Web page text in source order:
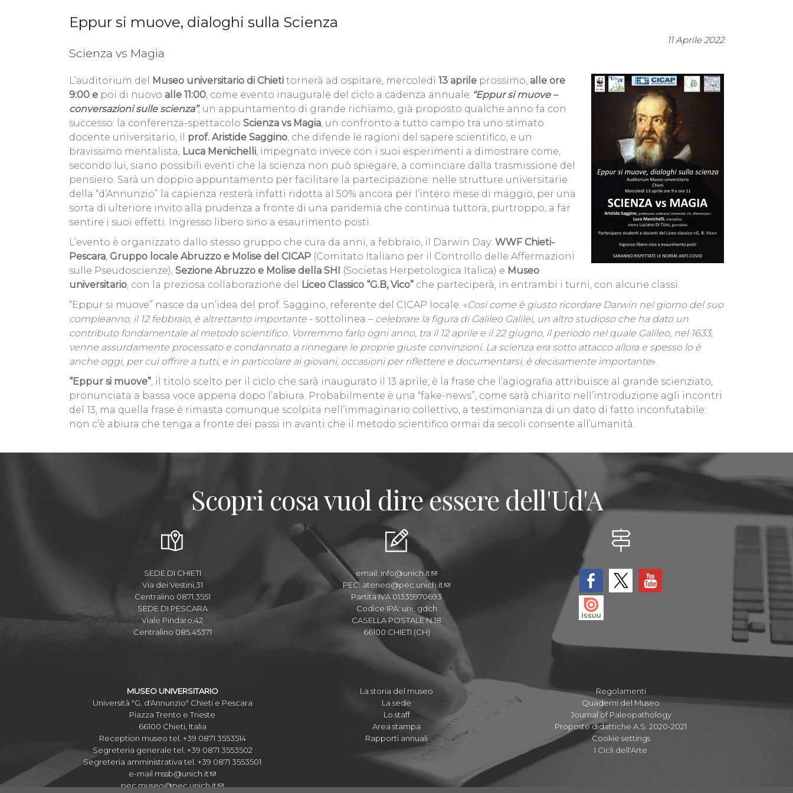
Eppur si muove, dialoghi sulla Scienza
11 Aprile 2022
Scienza vs Magia
L’auditorium del Museo universitario di Chieti tornerà ad ospitare, mercoledì 13 aprile prossimo, alle ore
9:00 e poi di nuovo alle 11:00, come evento inaugurale del ciclo a cadenza annuale “Eppur si muove –
conversazioni sulle scienza”, un appuntamento di grande richiamo, già proposto qualche anno fa con
successo: la conferenza-spettacolo Scienza vs Magia, un confronto a tutto campo tra uno stimato
docente universitario, il prof. Aristide Saggino, che difende le ragioni del sapere scientifico, e un
bravissimo mentalista, Luca Menichelli, impegnato invece con i suoi esperimenti a dimostrare come,
secondo lui, siano possibili eventi che la scienza non può spiegare, a cominciare dalla trasmissione del
pensiero. Sarà un doppio appuntamento per facilitare la partecipazione: nelle strutture universitarie
della “d’Annunzio” la capienza resterà infatti ridotta al 50% ancora per l’intero mese di maggio, per una
sorta di ulteriore invito alla prudenza a fronte di una pandemia che continua tuttora, purtroppo, a far
sentire i suoi effetti. Ingresso libero sino a esaurimento posti.
L’evento è organizzato dallo stesso gruppo che cura da anni, a febbraio, il Darwin Day: WWF Chieti-
Pescara, Gruppo locale Abruzzo e Molise del CICAP (Comitato Italiano per il Controllo delle Affermazioni
sulle Pseudoscienze), Sezione Abruzzo e Molise della SHI (Societas Herpetologica Italica) e Museo
universitario, con la preziosa collaborazione del Liceo Classico “G.B, Vico” che parteciperà, in entrambi i turni, con alcune classi.
“Eppur si muove” nasce da un’idea del prof. Saggino, referente del CICAP locale: «Così come è giusto ricordare Darwin nel giorno del suo
compleanno, il 12 febbraio, è altrettanto importante - sottolinea – celebrare la figura di Galileo Galilei, un altro studioso che ha dato un
contributo fondamentale al metodo scientifico. Vorremmo farlo ogni anno, tra il 12 aprile e il 22 giugno, il periodo nel quale Galileo, nel 1633,
venne assurdamente processato e condannato a rinnegare le proprie giuste convinzioni. La scienza era sotto attacco allora e spesso lo è
anche oggi, per cui offrire a tutti, e in particolare ai giovani, occasioni per riflettere e documentarsi, è decisamente importante».
“Eppur si muove”, il titolo scelto per il ciclo che sarà inaugurato il 13 aprile, è la frase che l’agiografia attribuisce al grande scienziato,
pronunciata a bassa voce appena dopo l’abiura. Probabilmente è una “fake-news”, come sarà chiarito nell’introduzione agli incontri
del 13, ma quella frase è rimasta comunque scolpita nell’immaginario collettivo, a testimonianza di un dato di fatto inconfutabile:
non c’è abiura che tenga a fronte dei passi in avanti che il metodo scientifico ormai da secoli consente all’umanità.
Scopri cosa vuol dire essere dell'Ud'A
SEDE DI CHIETI
Via dei Vestini,31
Centralino 0871.3551
SEDE DI PESCARA
Viale Pindaro,42
Centralino 085.45371
email: info@unich.it
PEC: ateneo@pec.unich.it
Partita IVA 01335970693
Codice IPA: uni_gdch
CASELLA POSTALE N.18
66100 CHIETI (CH)
MUSEO UNIVERSITARIO
Università "G. d'Annunzio" Chieti e Pescara
Piazza Trento e Trieste
66100 Chieti, Italia
Reception museo tel. +39 0871 3553514
Segreteria generale tel. +39 0871 3553502
Segreteria amministrativa tel. +39 0871 3553501
e-mail mssb@unich.it
pecmuseo@pec.unich.it
La storia del museo
La sede
Lo staff
Area stampa
Rapporti annuali
Regolamenti
Quaderni del Museo
Journal of Paleopathology
Proposte didattiche A.S. 2020-2021
Cookie settings
I Cicli dell'Arte